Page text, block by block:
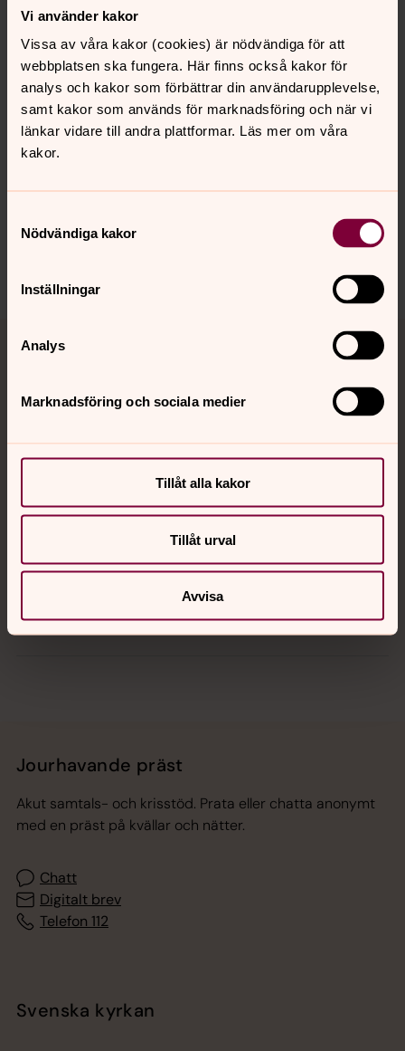
Vi använder kakor
Vissa av våra kakor (cookies) är nödvändiga för att
webbplatsen ska fungera. Här finns också kakor för
analys och kakor som förbättrar din användarupplevelse,
samt kakor som används för marknadsföring och när vi
länkar vidare till andra plattformar. Läs mer om våra
kakor.
Nödvändiga kakor
Inställningar
Analys
Marknadsföring och sociala medier
Tillåt alla kakor
Tillåt urval
Avvisa
E-post:katarina.wester@svenskakyrkan.se
Synpunkter eller frågor på sidans
linde-ljusnarsbergs.pastorat@svenskakyrkan.se
Sociala kanaler
Jourhavande präst
Akut samtals- och krisstöd. Prata eller chatta anonymt
med en präst på kvällar och nätter.
Chatt
Digitalt brev
Telefon 112
Svenska kyrkan